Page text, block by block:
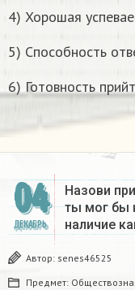
4) Хорошая
5) Способность
6) Готовность
04
ДЕКАБРЬ
Назови
ты мог бы
наличие
Автор: senes46525
Предмет: